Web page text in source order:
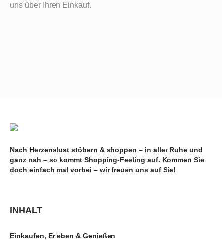
uns über Ihren Einkauf.
Nach Herzenslust stöbern & shoppen – in aller Ruhe und
ganz nah – so kommt Shopping-Feeling auf. Kommen Sie
doch einfach mal vorbei – wir freuen uns auf Sie!
INHALT
Einkaufen, Erleben & Genießen